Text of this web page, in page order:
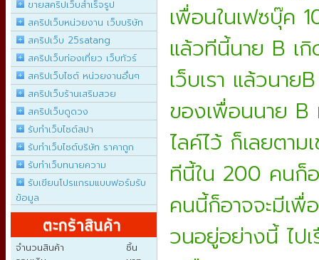
ขายสคริปเว็บสำเร็จรูป
สคริปเว็บหน่วยงาน เว็บบริษัท
สคริปเว็บ 25satang
สคริปเว็บท่องเที่ยว เว็บทัวร์
สคริปเว็บไซต์ หน่วยงานอื่นๆ
สคริปเว็บร้านเสริมสวย
สคริปเว็บดูดวง
รับทำเว็บไซต์สปา
รับทำเว็บไซต์บริษัท ราคาถูก
รับทำเว็บทนายความ
รับเขียนโปรแกรมแบบฟอร์มรับ
ข้อมูล
จำนวนสินค้า
ชิ้น
เพื่อนในเฟซบุ๊ค
แล้วทีนี้นาย B เกิ
เว็บเรา แล้วนา
ของเพื่อนนาย B
ไลค์ไว้ ก็เลยตาม
ทีนี้ใน 200 คนก็
คนนี้ก็อาจจะมีเ
วนอยู่อย่างนี้ ไป